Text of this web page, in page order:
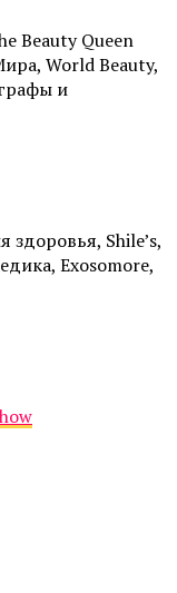
Beauty Queen
World Beauty,
и
Shile’s,
Exosomore,